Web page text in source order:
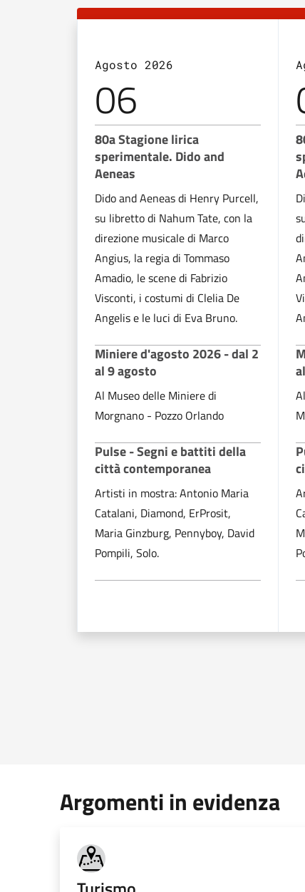
Agosto 2026
06
80a Stagione lirica
sperimentale. Dido and
Aeneas
Dido and Aeneas di Henry Purcell,
su libretto di Nahum Tate, con la
direzione musicale di Marco
Angius, la regia di Tommaso
Amadio, le scene di Fabrizio
Visconti, i costumi di Clelia De
Angelis e le luci di Eva Bruno.
Miniere d'agosto 2026 - dal 2
al 9 agosto
Al Museo delle Miniere di
Morgnano - Pozzo Orlando
Pulse - Segni e battiti della
città contemporanea
Artisti in mostra: Antonio Maria
Catalani, Diamond, ErProsit,
Maria Ginzburg, Pennyboy, David
Pompili, Solo.
Argomenti in evidenza